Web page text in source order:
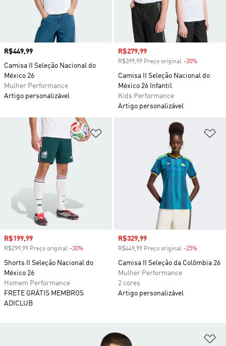
Preço
R$449,99
Camisa II Seleção Nacional do
México 26
Mulher Performance
Artigo personalizável
Preço com desconto
R$279,99
R$399,99 Preço original -30%
Camisa II Seleção Nacional do
México 26 Infantil
Kids Performance
Artigo personalizável
Adicionar à Lista de Desejos
Preço com desconto
R$199,99
R$299,99 Preço original -30%
Shorts II Seleção Nacional do
México 26
Homem Performance
FRETE GRÁTIS MEMBROS
ADICLUB
Preço com desconto
R$329,99
R$449,99 Preço original -25%
Camisa II Seleção da Colômbia 26
Mulher Performance
2 cores
Artigo personalizável